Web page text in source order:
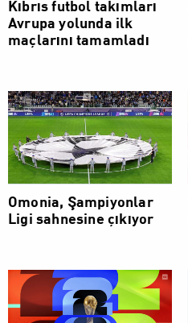
Kıbrıs futbol takımları
Avrupa yolunda ilk
maçlarını tamamladı
Omonia, Şampiyonlar
Ligi sahnesine çıkıyor